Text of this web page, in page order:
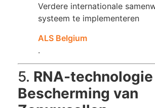
Verdere internationale
systeem te implementeren​
ALS Belgium
.
5. RNA-
Bescherming van